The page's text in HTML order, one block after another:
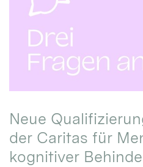
Neue
der Caritas für
kognitiver